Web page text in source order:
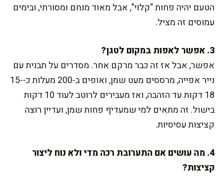
הטעם יהיה פחות "קלוי", אבל מאוד מנחם ומסורתי, ובימים
עמוסים זה מציל.
3. אפשר לאפות במקום לטגן?
אפשר, אבל אז זה כבר מרקם אחר. מסדרים על תבנית עם
נייר אפייה, מרססים מעט שמן, ואופים ב-200 מעלות כ-15-
18 דקות עד הזהבה, ואז מעבירים לרוטב לעוד 10 דקות
בישול. זה מתאים למי שמעדיף פחות שמן, ועדיין רוצה
קציצות עסיסיות.
4. מה עושים אם התערובת רכה מדי ולא נוח ליצור
קציצות?